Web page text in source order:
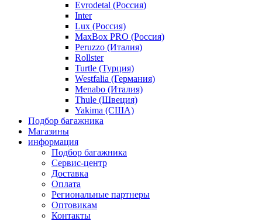
Evrodetal (Россия)
Inter
Lux (Россия)
MaxBox PRO (Россия)
Peruzzo (Италия)
Rollster
Turtle (Турция)
Westfalia (Германия)
Menabo (Италия)
Thule (Швеция)
Yakima (США)
Подбор багажника
Магазины
информация
Подбор багажника
Сервис-центр
Доставка
Оплата
Региональные партнеры
Оптовикам
Контакты